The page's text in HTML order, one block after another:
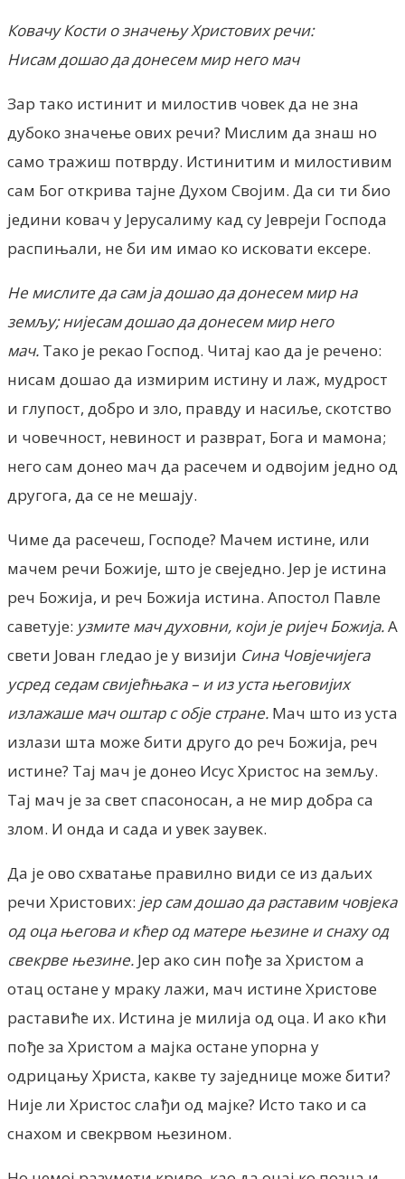
Ковачу Кости о значењу Христових речи:
Нисам дошао да донесем мир него мач
Зар тако истинит и милостив човек да не зна
дубоко значење ових речи? Мислим да знаш но
само тражиш потврду. Истинитим и милостивим
сам Бог открива тајне Духом Својим. Да си ти био
једини ковач у Јерусалиму кад су Јевреји Господа
распињали, не би им имао ко исковати ексере.
Не мислите да сам ја дошао да донесем мир на
земљу; нијесам дошао да донесем мир него
мач. Тако је рекао Господ. Читај као да је речено:
нисам дошао да измирим истину и лаж, мудрост
и глупост, добро и зло, правду и насиље, скотство
и човечност, невиност и разврат, Бога и мамона;
него сам донео мач да расечем и одвојим једно од
другога, да се не мешају.
Чиме да расечеш, Господе? Мачем истине, или
мачем речи Божије, што је свеједно. Јер је истина
реч Божија, и реч Божија истина. Апостол Павле
саветује: узмите мач духовни, који је ријеч Божија.А
свети Јован гледао је у визији Сина Човјечијега
усред седам свијећњака – и из уста његовијих
излажаше мач оштар с обје стране. Мач што из уста
излази шта може бити друго до реч Божија, реч
истине? Тај мач је донео Исус Христос на земљу.
Тај мач је за свет спасоносан, а не мир добра са
злом. И онда и сада и увек заувек.
Да је ово схватање правилно види се из даљих
речи Христових: јер сам дошао да раставим човјека
од оца његова и кћер од матере њезине и снаху од
свекрве њезине. Јер ако син пође за Христом а
отац остане у мраку лажи, мач истине Христове
раставиће их. Истина је милија од оца. И ако кћи
пође за Христом а мајка остане упорна у
одрицању Христа, какве ту заједнице може бити?
Није ли Христос слађи од мајке? Исто тако и са
снахом и свекрвом њезином.